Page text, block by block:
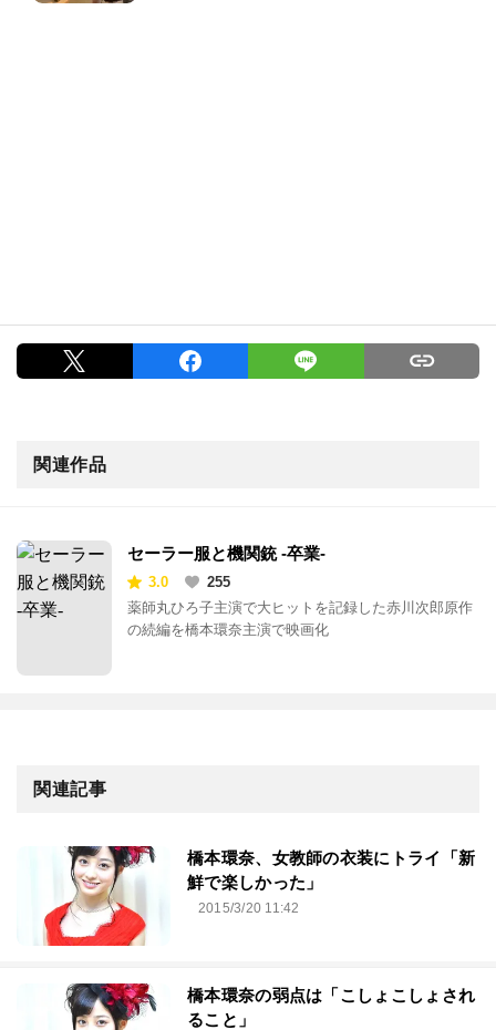
関連作品
セーラー服と機関銃 -卒業-
3.0
255
薬師丸ひろ子主演で大ヒットを記録した赤川次郎原作
の続編を橋本環奈主演で映画化
関連記事
橋本環奈、女教師の衣装にトライ「新
鮮で楽しかった」
2015/3/20 11:42
橋本環奈の弱点は「こしょこしょされ
ること」